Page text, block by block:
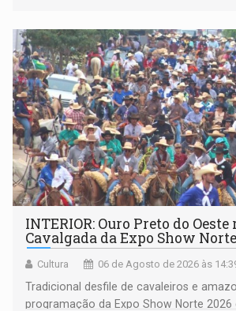
Pedro Geovar (PP) e a vice-prefeita
(NOVO)
INTERIOR: Ouro Preto do
Cavalgada da Expo Show
Cultura 06 de Agosto de 2026 às
Tradicional desfile de cavaleiros e
programação da Expo Show Norte 2026